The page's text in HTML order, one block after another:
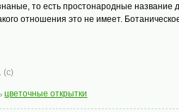
то есть простонародные название
отношения это не имеет.
(с)
цветочные открытки